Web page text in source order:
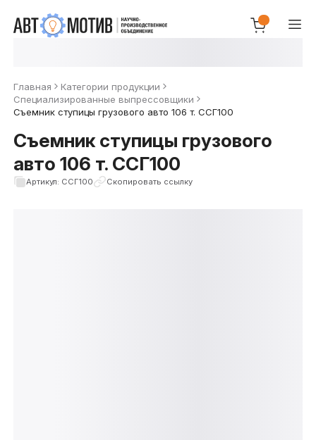
Главная
Категории продукции
Специализированные выпрессовщики
Съемник ступицы грузового авто 106 т. ССГ100
Съемник ступицы грузового
авто 106 т. ССГ100
Артикул: ССГ100 Скопировать ссылку